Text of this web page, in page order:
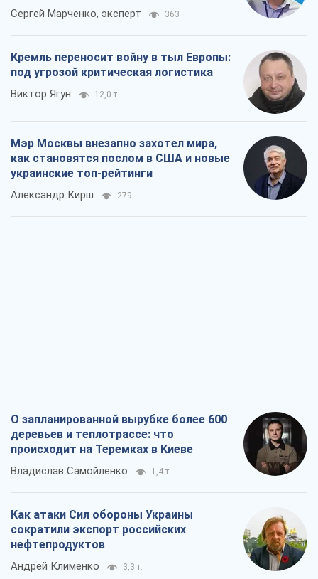
Сергей Марченко, эксперт 363
Кремль переносит войну в тыл Европы:
под угрозой критическая логистика
Виктор Ягун 12,0 т.
Мэр Москвы внезапно захотел мира,
как становятся послом в США и новые
украинские топ-рейтинги
Александр Кирш 279
О запланированной вырубке более 600
деревьев и теплотрассе: что
происходит на Теремках в Киеве
Владислав Самойленко 1,4 т.
Как атаки Сил обороны Украины
сократили экспорт российских
нефтепродуктов
Андрей Клименко 3,3 т.